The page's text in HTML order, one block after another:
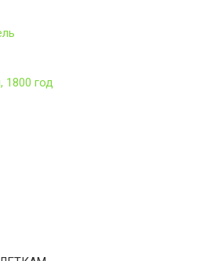
1800 год